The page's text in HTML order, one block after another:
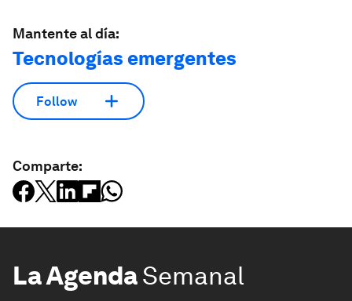
Mantente al día:
Tecnologías emergentes
Follow
Comparte:
La AgendaSemanal